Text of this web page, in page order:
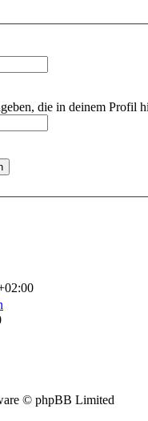
die in deinem Profil
© phpBB Limited